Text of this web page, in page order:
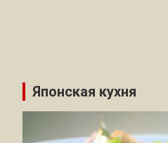
Японская кухня